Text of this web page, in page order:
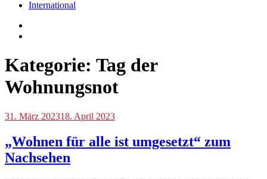
International
Kategorie: Tag der
Wohnungsnot
Blog,
der
Wohnungsnot,
Veranstaltungen
31. März 202318. April 2023
„Wohnen für alle ist umgesetzt“ zum
Nachsehen